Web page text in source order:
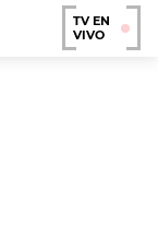
TV EN
VIVO